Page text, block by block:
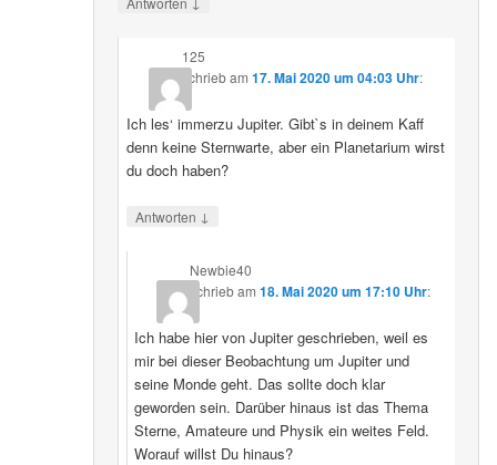
125
schriebam 17. Mai 2020 um 04:03 Uhr:
Ich les‘ immerzu Jupiter. Gibt`s in deinem Kaff
denn keine Sternwarte, aber ein Planetarium wirst
du doch haben?
Antworten ↓
Newbie40
schriebam18. Mai 2020 um 17:10 Uhr:
Ich habe hier von Jupiter geschrieben, weil es
mir bei dieser Beobachtung um Jupiter und
seine Monde geht. Das sollte doch klar
geworden sein. Darüber hinaus ist das Thema
Sterne, Amateure und Physik ein weites Feld.
Worauf willst Du hinaus?